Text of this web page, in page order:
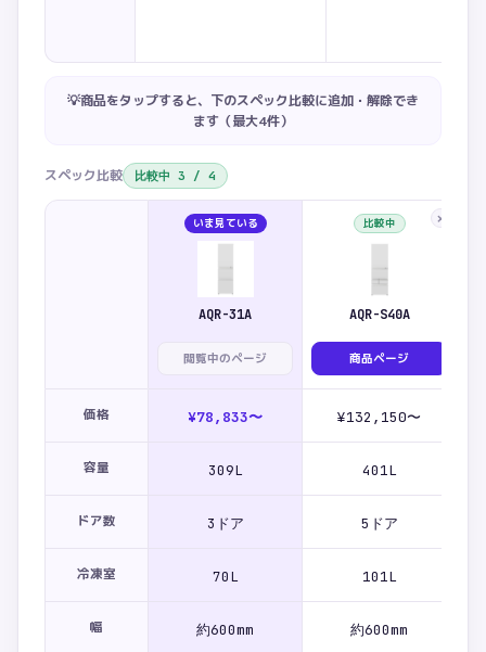
💡商品をタップすると、下のスペック比較に追加・解除でき
ます（最大4件）
スペック比較 比較中 3 / 4
いま見ている
AQR-31A
閲覧中のページ
比較中 ×
AQR-S40A
商品ページ
価格 ¥78,833〜 ¥132,150〜
容量 309L 401L
ドア数 3ドア 5ドア
冷凍室 70L 101L
幅 約600mm 約600mm